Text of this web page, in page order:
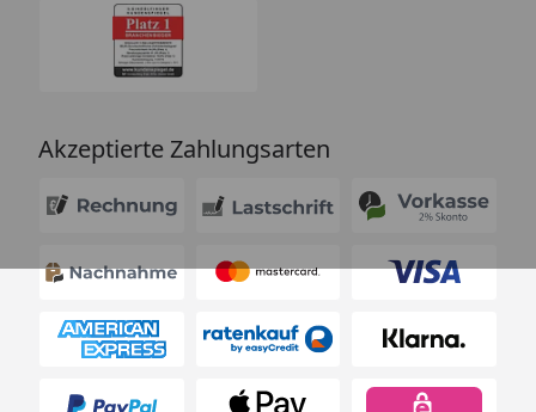
Akzeptierte Zahlungsarten